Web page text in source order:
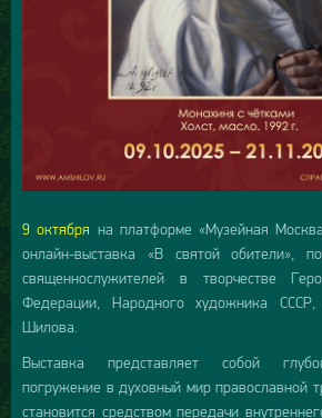
9 октября на платформе «Музейная
онлайн-выставка «В святой обители»,
священнослужителей в творчестве
Федерации, Народного художника
Шилова.
Выставка представляет собой
погружение в духовный мир православной
становится средством передачи